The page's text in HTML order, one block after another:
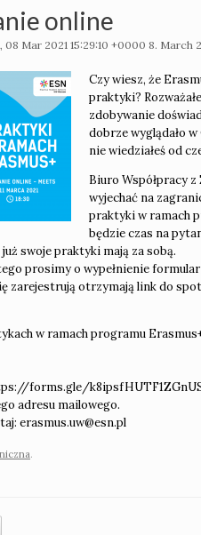
online
Mar 2021 15:29:10 +0000 8. March
Czy wiesz, że
praktyki?
zdobywanie
dobrze wyglądało w
nie wiedziałeś od
Biuro Współpracy
wyjechać na
praktyki w ramach
będzie czas na
swoje praktyki mają za sobą.
prosimy o wypełnienie
zarejestrują otrzymają link do
w ramach programu
forms.gle/
adresu mailowego.
erasmus.uw@esn.pl
.